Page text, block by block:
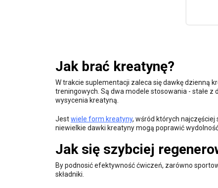
Jak brać kreatynę?
W trakcie suplementacji zaleca się dawkę dzienną
treningowych. Są dwa modele stosowania - stałe z
wysycenia kreatyną.
Jestwiele form kreatyny, wśród których
niewielkie dawki kreatyny mogą poprawić
Jak się szybciej
By podnosić efektywność ćwiczeń, zarówno
składniki.